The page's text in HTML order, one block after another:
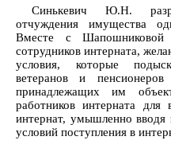
Синькевич Ю.Н.
отчуждения имущества
Вместе с
сотрудников интерната,
условия, которые
ветеранов и
принадлежащих им
работников интерната для
интернат, умышленно вводя
условий поступления в